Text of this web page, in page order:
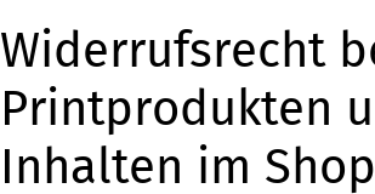
Widerrufsrecht
Printprodukten
Inhalten im